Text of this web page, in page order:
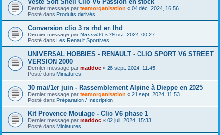
Veste Soft Shell Clio V6 Passion en stock
Dernier message par teamorganisation « 04 déc. 2024, 16:56
Posté dans Produits dérivés
Conversion clio 3 rs rhd en lhd
Dernier message par Maxxw36 « 29 oct. 2024, 00:27
Posté dans Les Renault Sportives
UNIVERSAL HOBBIES - RENAULT - CLIO SPORT V6 STREET
VERSION 2000
Dernier message par maddoc « 28 sept. 2024, 11:45
Posté dans Miniatures
30 mai/1er juin - Rassemblement Alpine à Dieppe en 2025
Dernier message par teamorganisation « 21 sept. 2024, 11:53
Posté dans Préparation / Inscription
Kit Provence Moulage - Clio V6 phase 1
Dernier message par maddoc « 02 juil. 2024, 15:33
Posté dans Miniatures